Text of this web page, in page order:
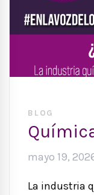
BLOG
mayo 19,
La industria